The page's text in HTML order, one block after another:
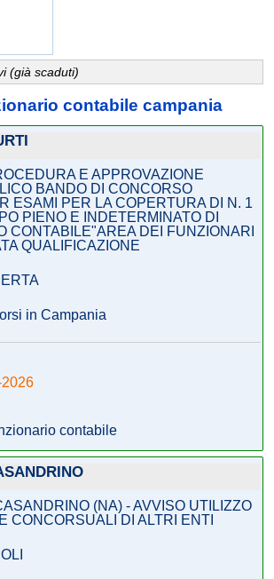
(già scaduti)
contabile campania
E APPROVAZIONE
BANDO DI CONCORSO
ESAMI PER LA COPERTURA DI N. 1
PIENO E INDETERMINATO DI
CONTABILE"AREA DEI FUNZIONARI
QUALIFICAZIONE
in Campania
contabile
(NA) - AVVISO UTILIZZO
CONCORSUALI DI ALTRI ENTI